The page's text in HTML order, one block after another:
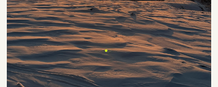
«Снежная деревня»